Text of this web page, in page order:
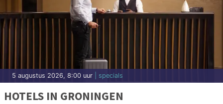
5 augustus 2026, 8:00 uur | specials
HOTELS IN GRONINGEN